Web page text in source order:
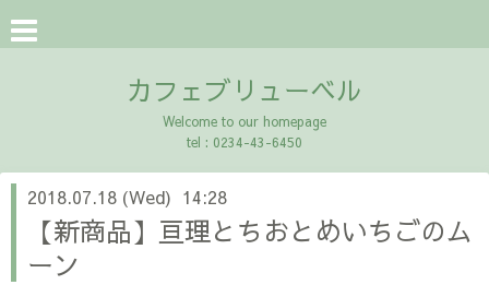
カフェブリューベル
Welcome to our homepage
tel : 0234-43-6450
2018.07.18 (Wed) 14:28
【新商品】亘理とちおとめいちごのム
ーン